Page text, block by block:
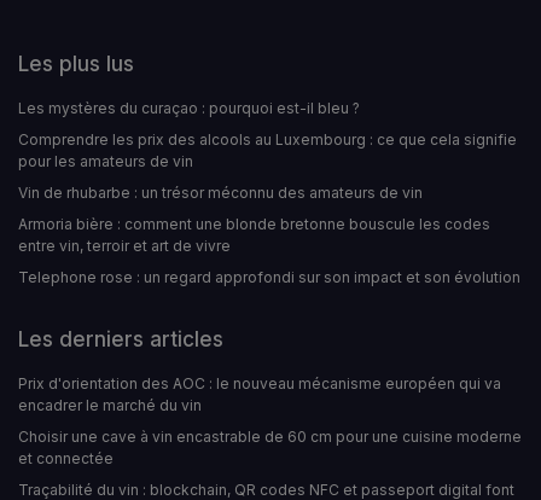
Les plus lus
Les mystères du curaçao : pourquoi est-il bleu ?
Comprendre les prix des alcools au Luxembourg : ce que cela signifie
pour les amateurs de vin
Vin de rhubarbe : un trésor méconnu des amateurs de vin
Armoria bière : comment une blonde bretonne bouscule les codes
entre vin, terroir et art de vivre
Telephone rose : un regard approfondi sur son impact et son évolution
Les derniers articles
Prix d'orientation des AOC : le nouveau mécanisme européen qui va
encadrer le marché du vin
Choisir une cave à vin encastrable de 60 cm pour une cuisine moderne
et connectée
Traçabilité du vin : blockchain, QR codes NFC et passeport digital font